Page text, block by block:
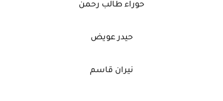
حوراء طالب رحمن
حيدر عويض
نيران قاسم